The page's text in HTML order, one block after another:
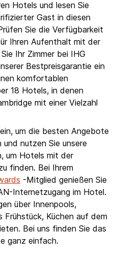
Hotels und lesen Sie
Gast in diesen
Sie die Verfügbarkeit
Ihren Aufenthalt mit der
Ihr Zimmer bei IHG
Bestpreisgarantie ein
komfortablen
18 Hotels, in denen
mit einer Vielzahl
um die besten Angebote
nutzen Sie unsere
um Hotels mit der
finden. Bei Ihrem
-Mitglied genießen Sie
Internetzugang im Hotel.
über Innenpools,
Frühstück, Küchen auf dem
Bei uns finden Sie das
ganz einfach.